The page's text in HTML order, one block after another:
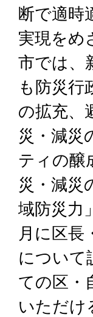
断で適時
実現をめ
市では、
も防災行
の拡充、
災・減災
ティの醸
災・減災
域防災力
月に区長
について
ての区・
いただけ